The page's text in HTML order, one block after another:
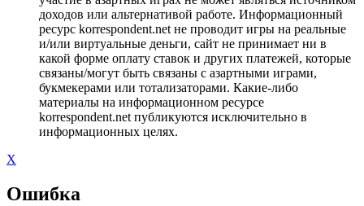
доходов или альтернативой работе. Информационный
ресурс korrespondent.net не проводит игры на реальные
и/или виртуальные деньги, сайт не принимает ни в
какой форме оплату ставок и других платежей, которые
связаны/могут быть связаны с азартными играми,
букмекерами или тотализаторами. Какие-либо
материалы на информационном ресурсе
korrespondent.net публикуются исключительно в
информационных целях.
X
Ошибка